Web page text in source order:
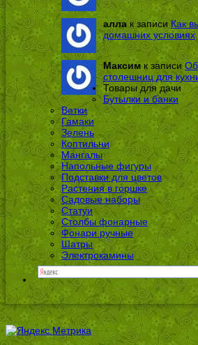
аллак записиКак
домашних условиях
Максим к записи
столешниц для
Товары для дачи
Бутылки и банки
Ветки
Гамаки
Зелень
Коптильни
Мангалы
Напольные фигуры
Подставки для цветов
Растения в горшке
Садовые наборы
Статуи
Столбы фонарные
Фонари ручные
Шатры
Электрокамины